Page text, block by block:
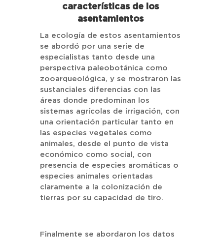
características de los
asentamientos
La ecología de estos asentamientos
se abordó por una serie de
especialistas tanto desde una
perspectiva paleobotánica como
zooarqueológica, y se mostraron las
sustanciales diferencias con las
áreas donde predominan los
sistemas agrícolas de irrigación, con
una orientación particular tanto en
las especies vegetales como
animales, desde el punto de vista
económico como social, con
presencia de especies aromáticas o
especies animales orientadas
claramente a la colonización de
tierras por su capacidad de tiro.
Finalmente se abordaron los datos